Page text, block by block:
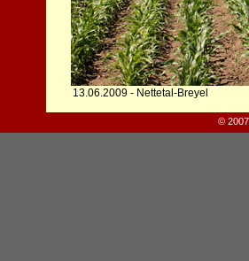
13.06.2009 - Nettetal-Breyel
©